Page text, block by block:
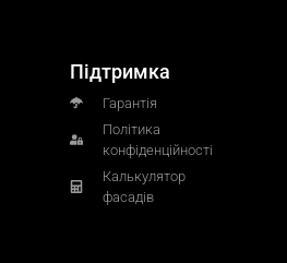
Підтримка
Гарантія
Політика
конфіденційності
Калькулятор
фасадів